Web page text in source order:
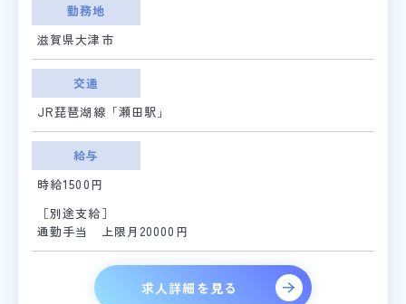
勤務地
滋賀県大津市
交通
JR琵琶湖線「瀬田駅」
給与
時給1500円
［別途支給］
通勤手当 上限月20000円
求人詳細を見る